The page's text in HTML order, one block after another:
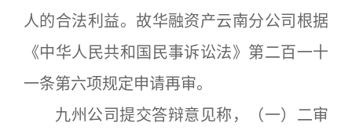
人的合法利益。故华融资产云南分公司根据
《中华人民共和国民事诉讼法》第二百一十
一条第六项规定申请再审。
九州公司提交答辩意见称，（一）二审